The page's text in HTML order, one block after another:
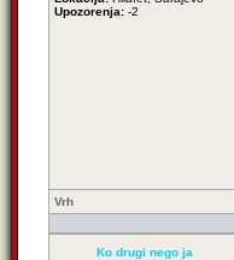
Upozorenja: -2
Vrh
Ko drugi nego ja